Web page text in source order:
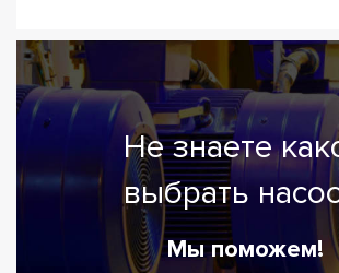
Не знаете
выбрать
Мы поможем!